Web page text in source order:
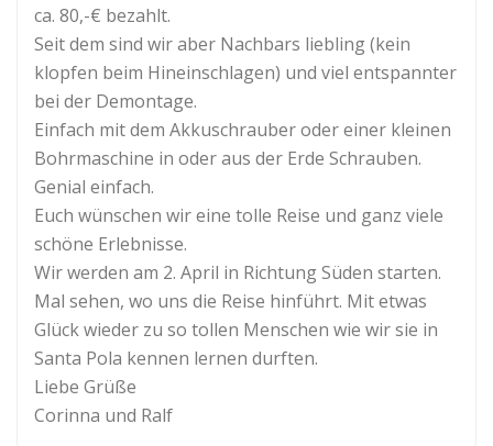
ca. 80,-€ bezahlt.
Seit dem sind wir aber Nachbars liebling (kein
klopfen beim Hineinschlagen) und viel entspannter
bei der Demontage.
Einfach mit dem Akkuschrauber oder einer kleinen
Bohrmaschine in oder aus der Erde Schrauben.
Genial einfach.
Euch wünschen wir eine tolle Reise und ganz viele
schöne Erlebnisse.
Wir werden am 2. April in Richtung Süden starten.
Mal sehen, wo uns die Reise hinführt. Mit etwas
Glück wieder zu so tollen Menschen wie wir sie in
Santa Pola kennen lernen durften.
Liebe Grüße
Corinna und Ralf